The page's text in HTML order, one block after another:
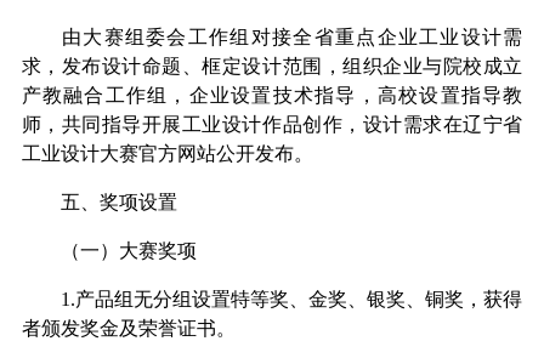
由大赛组委会工作组对接全省重点企业工业设计需
求，发布设计命题、框定设计范围，组织企业与院校成立
产教融合工作组，企业设置技术指导，高校设置指导教
师，共同指导开展工业设计作品创作，设计需求在辽宁省
工业设计大赛官方网站公开发布。
五、奖项设置
（一）大赛奖项
1.产品组无分组设置特等奖、金奖、银奖、铜奖，获得
者颁发奖金及荣誉证书。